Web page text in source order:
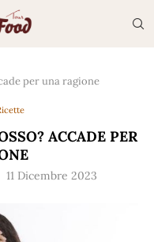
per una ragione
ACCADE PER
11 Dicembre 2023